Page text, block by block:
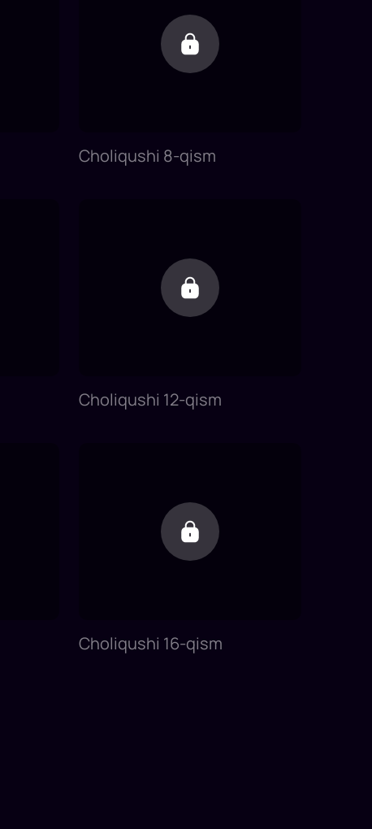
Choliqushi 8-qism
Choliqushi 12-qism
Choliqushi 16-qism